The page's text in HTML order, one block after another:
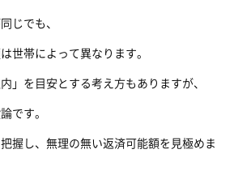
じでも、
世帯によって異なります。
」を目安とする考え方もありますが、
です。
握し、無理の無い返済可能額を見極めま